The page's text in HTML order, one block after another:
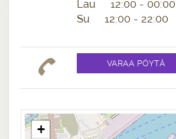
Lau 12:00 - 00:00
Su 12:00 - 22:00
+